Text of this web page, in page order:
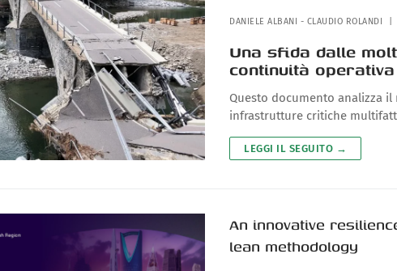
DANIELE ALBANI - CLAUDIO ROLANDI
Una sfida dalle
continuità
Questo documento analizza
infrastrutture critiche
LEGGI IL SEGUITO →
An innovative
lean methodology